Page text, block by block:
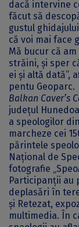
dacă intervine
făcut să
gustul
că voi mai face
Mă bucur că
străini, şi sper
ei şi altă dată”,
pentu Geoparc.
Balkan Caver’s
județul
a speologilor
marcheze cei
părintele
Național de
fotografie
Participanții au
deplasări în
și Retezat,
multimedia. În